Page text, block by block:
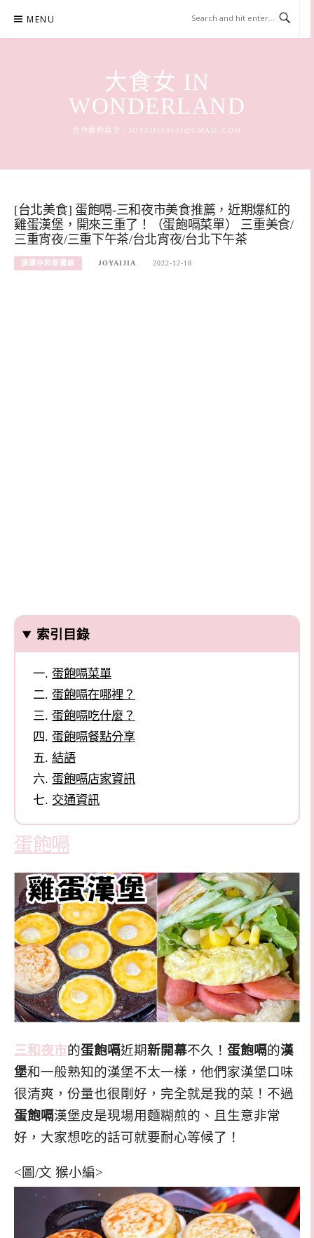
content
MENU
大食女 IN
WONDERLAND
合作邀約請洽： JOYAIJIA0424@GMAIL.COM
[台北美食] 蛋飽嗝-三和夜市美食推薦，近期爆紅的
雞蛋漢堡，開來三重了！（蛋飽嗝菜單） 三重美食/
三重宵夜/三重下午茶/台北宵夜/台北下午茶
捷運中和新蘆線 JOYAIJIA 2022-12-18
索引目錄
蛋飽嗝菜單
蛋飽嗝在哪裡？
蛋飽嗝吃什麼？
蛋飽嗝餐點分享
結語
蛋飽嗝店家資訊
交通資訊
蛋飽嗝
三和夜市的蛋飽嗝近期新開幕不久！ 蛋飽嗝的漢
堡和一般熟知的漢堡不太一樣，他們家漢堡口味
很清爽，份量也很剛好，完全就是我的菜！不過
蛋飽嗝漢堡皮是現場用麵糊煎的、且生意非常
好，大家想吃的話可就要耐心等候了！
<圖/文 猴小編>